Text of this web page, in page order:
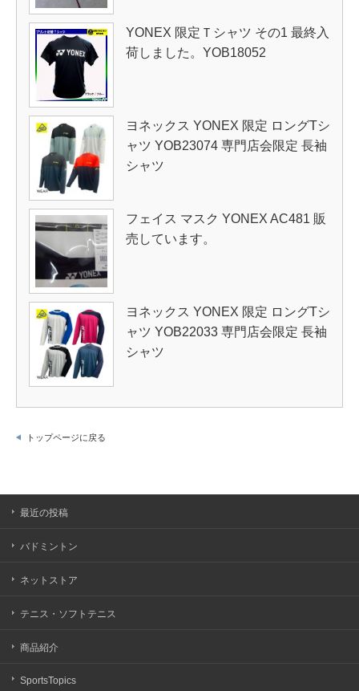
YONEX 限定Ｔシャツ その1 最終入
荷しました。YOB18052
ヨネックス YONEX 限定 ロングTシ
ャツ YOB23074 専門店会限定 長袖
シャツ
フェイス マスク YONEX AC481 販
売しています。
ヨネックス YONEX 限定 ロングTシ
ャツ YOB22033 専門店会限定 長袖
シャツ
トップページに戻る
最近の投稿
バドミントン
ネットストア
テニス・ソフトテニス
商品紹介
SportsTopics